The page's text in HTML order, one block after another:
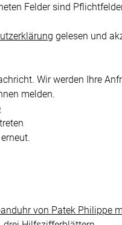
Felder sind
gelesen und
Wir werden Ihre
melden.